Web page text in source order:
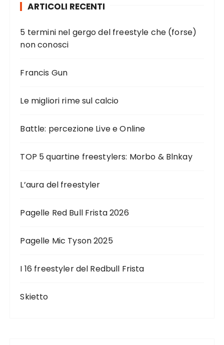
ARTICOLI RECENTI
5 termini nel gergo del freestyle che (forse)
non conosci
Francis Gun
Le migliori rime sul calcio
Battle: percezione Live e Online
TOP 5 quartine freestylers: Morbo & Blnkay
L’aura del freestyler
Pagelle Red Bull Frista 2026
Pagelle Mic Tyson 2025
I 16 freestyler del Redbull Frista
Skietto